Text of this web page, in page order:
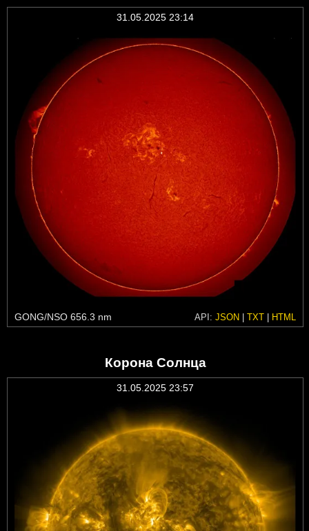
31.05.2025 23:14
GONG/NSO 656.3 nm API: JSON | TXT | HTML
Корона Солнца
31.05.2025 23:57